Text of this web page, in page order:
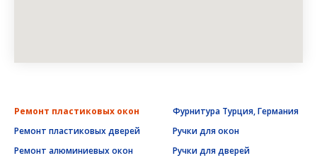
Ремонт пластиковых окон
Ремонт пластиковых дверей
Ремонт алюминиевых окон
Фурнитура Турция, Германия
Ручки для окон
Ручки для дверей